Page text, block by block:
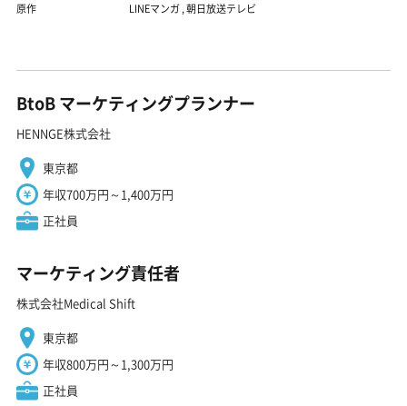
原作 LINEマンガ,朝日放送テレビ
BtoB マーケティングプランナー
HENNGE株式会社
東京都
年収700万円～1,400万円
正社員
マーケティング責任者
株式会社Medical Shift
東京都
年収800万円～1,300万円
正社員